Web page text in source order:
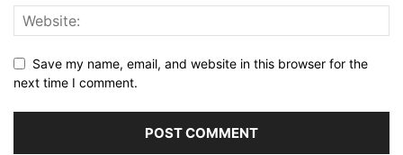
Save my name, email, and website in this browser for the
next time I comment.